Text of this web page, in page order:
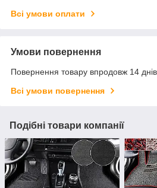
Всі умови оплати
Умови повернення
Повернення товару впродовж 14
Всі умови повернення
Подібні товари компанії